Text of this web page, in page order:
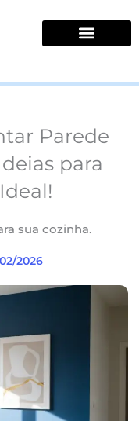
Parede
para
sua cozinha.
2026